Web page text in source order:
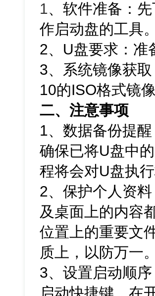
1、软件准备：
作启动盘的工具。
2、U盘要求：准
3、系统镜像获
10的ISO格式镜像
二、注意事项
1、数据备份提
确保已将U盘中
程将会对U盘执
2、保护个人资
及桌面上的内容
位置上的重要文
质上，以防万一。
3、设置启动顺